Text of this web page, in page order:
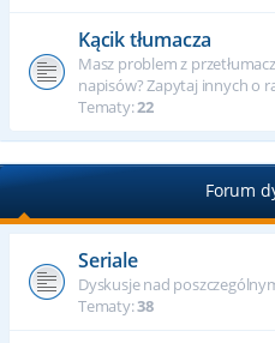
Kącik tłumacza
Masz problem z
napisów? Zapytaj innych o
Tematy:22
Forum
Seriale
Dyskusje nad
Tematy:38